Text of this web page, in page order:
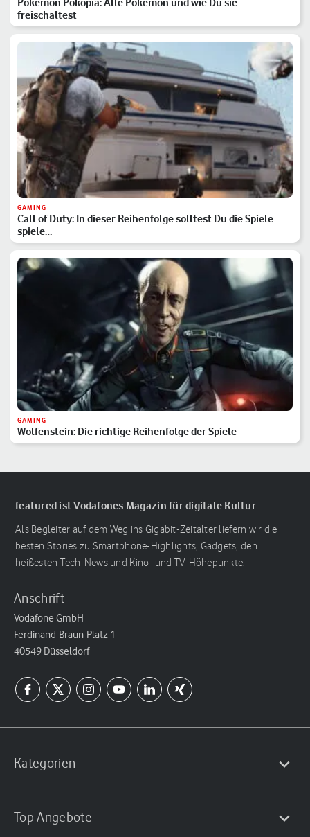
freischaltest
GAMING
Call of Duty: In dieser Reihenfolge solltest Du die Spiele
spiele…
GAMING
Wolfenstein: Die richtige Reihenfolge der Spiele
featured ist Vodafones Magazin für digitale Kultur
Als Begleiter auf dem Weg ins Gigabit-Zeitalter liefern wir die
besten Stories zu Smartphone-Highlights, Gadgets, den
heißesten Tech-News und Kino- und TV-Höhepunkte.
Anschrift
Vodafone GmbH
Ferdinand-Braun-Platz 1
40549 Düsseldorf
Kategorien
Top Angebote